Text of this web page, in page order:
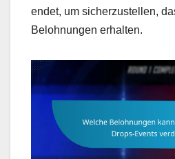
endet, um sicherzustellen,
Belohnungen erhalten.